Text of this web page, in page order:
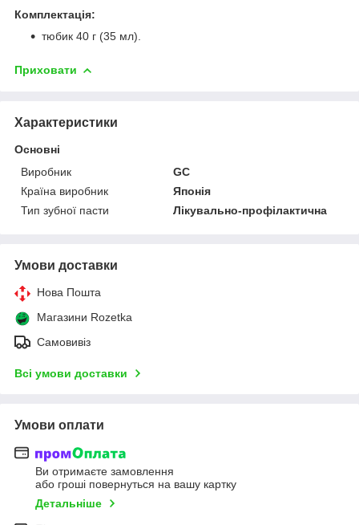
Комплектація:
тюбик 40 г (35 мл).
Приховати
Характеристики
Основні
Виробник
GС
Країна виробник
Японія
Тип зубної пасти
Лікувально-профілактична
Умови доставки
Нова Пошта
Магазини Rozetka
Самовивіз
Всі умови доставки
Умови оплати
Ви отримаєте замовлення
або гроші повернуться на вашу картку
Детальніше